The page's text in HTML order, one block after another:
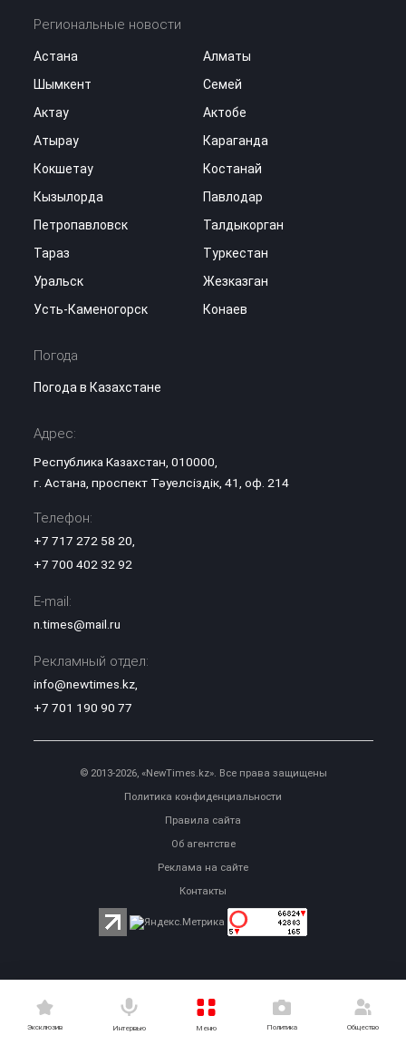
Эксклюзив Интервью Меню Политика Общество
Региональные новости
Астана
Алматы
Шымкент
Семей
Актау
Актобе
Атырау
Караганда
Кокшетау
Костанай
Кызылорда
Павлодар
Петропавловск
Талдыкорган
Тараз
Туркестан
Уральск
Жезказган
Усть-Каменогорск
Конаев
Погода
Погода в Казахстане
Адрес:
Республика Казахстан, 010000,
г. Астана, проспект Тәуелсіздік, 41, оф. 214
Телефон:
+7 717 272 58 20,
+7 700 402 32 92
E-mail:
n.times@mail.ru
Рекламный отдел:
info@newtimes.kz,
+7 701 190 90 77
© 2013-2026, «NewTimes.kz». Все права защищены
Политика конфиденциальности
Правила сайта
Об агентстве
Реклама на сайте
Контакты